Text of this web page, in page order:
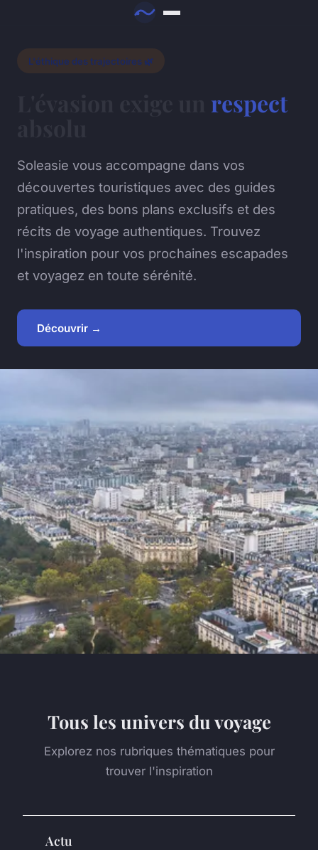
L'éthique des trajectoires 🌿
respect
Soleasie vous accompagne dans vos
découvertes touristiques avec des guides
pratiques, des bons plans exclusifs et des
récits de voyage authentiques. Trouvez
l'inspiration pour vos prochaines escapades
et voyagez en toute sérénité.
Découvrir →
Tous les univers du voyage
Explorez nos rubriques thématiques pour
trouver l'inspiration
Actu